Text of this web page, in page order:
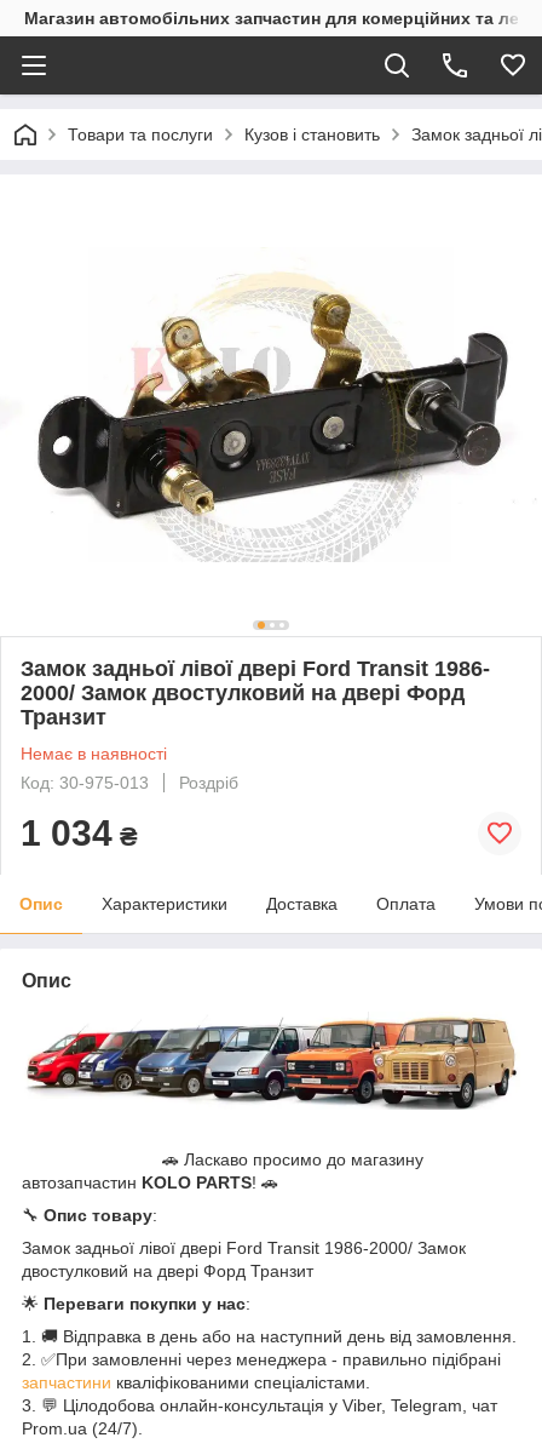
Магазин автомобільних запчастин для комерційних та
Товари та послуги Кузов і становить Замок задньої
Замок задньої лівої двері Ford Transit 1986-
2000/ Замок двостулковий на двері Форд
Транзит
Немає в наявності
Код: 30-975-013
Роздріб
1 034 ₴
Опис Характеристики Доставка Оплата Умови
Опис
🚗 Ласкаво просимо до магазину
автозапчастин KOLO PARTS! 🚗
🔧 Опис товару:
Замок задньої лівої двері Ford Transit 1986-2000/ Замок
двостулковий на двері Форд Транзит
🌟 Переваги покупки у нас:
1. 🚚 Відправка в день або на наступний день від замовлення.
2. ✅При замовленні через менеджера - правильно підібрані
запчастини кваліфікованими спеціалістами.
3. 💬 Цілодобова онлайн-консультація у Viber, Telegram, чат
Prom.ua (24/7).